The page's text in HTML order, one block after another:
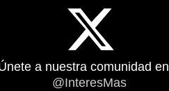
a nuestra comunidad en
@InteresMas